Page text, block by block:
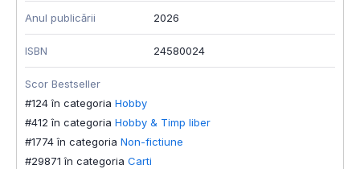
Anul publicării 2026
ISBN 24580024
Scor Bestseller
#124 în categoria Hobby
#412 în categoria Hobby & Timp liber
#1774 în categoria Non-fictiune
#29871 în categoria Carti